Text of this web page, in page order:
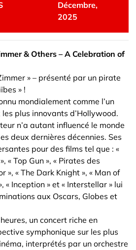
Décembre,
2025
& Others – A Celebration of
» – présenté par un pirate
» !
mondialement comme l’un
plus innovants d’Hollywood.
n’a autant influencé le monde
deux dernières décennies. Ses
pour des films tel que : «
« Top Gun », « Pirates des
», « The Dark Knight », « Man of
« Inception » et « Interstellar » lui
aux Oscars, Globes et
un concert riche en
symphonique sur les plus
interprétés par un orchestre